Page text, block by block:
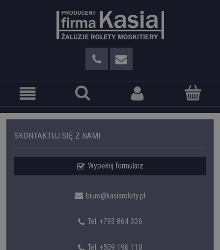
SKONTAKTUJ SIĘ Z NAMI
Wypełnij formularz
biuro@kasiarolety.pl
Tel. +793 864 336
Tel. +509 196 110